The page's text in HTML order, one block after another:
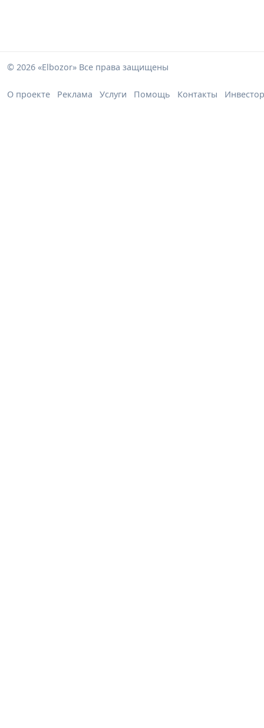
© 2026 «Elbozor» Все права защищены
О проекте Реклама Услуги Помощь Контакты